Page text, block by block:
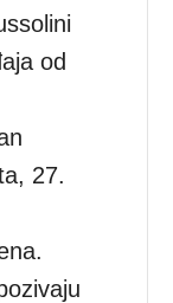
od
27.